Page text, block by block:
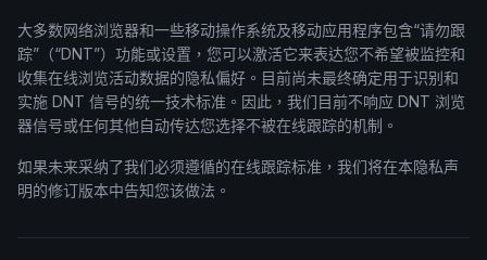
大多数网络浏览器和一些移动操作系统及移动应用程序包含“请勿跟
踪”（“DNT”）功能或设置，您可以激活它来表达您不希望被监控和
收集在线浏览活动数据的隐私偏好。目前尚未最终确定用于识别和
实施 DNT 信号的统一技术标准。因此，我们目前不响应 DNT 浏览
器信号或任何其他自动传达您选择不被在线跟踪的机制。
如果未来采纳了我们必须遵循的在线跟踪标准，我们将在本隐私声
明的修订版本中告知您该做法。